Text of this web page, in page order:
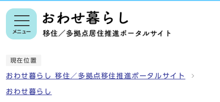
メニュー
現在位置
おわせ暮らし 移住／多拠点移住推進ポータルサイト
おわせ暮らし